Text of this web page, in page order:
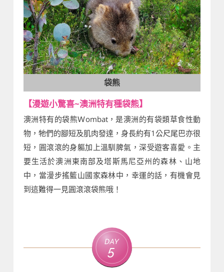
袋熊
【漫遊小驚喜~澳洲特有種袋熊】
澳洲特有的袋熊Ｗombat，是澳洲的有袋類草食性動
物，牠們的腳短及肌肉發達，身長約有1公尺尾巴亦很
短，圓滾滾的身軀加上溫馴脾氣，深受遊客喜愛。主
要生活於澳洲東南部及塔斯馬尼亞州的森林、山地
中，當漫步搖籃山國家森林中，幸運的話，有機會見
到這難得一見圓滾滾袋熊哦！
Day
5